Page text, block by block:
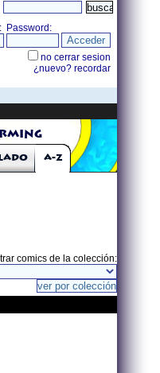
A-Z
comics de la colección: